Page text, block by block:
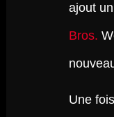
ajout
Bros.
Une